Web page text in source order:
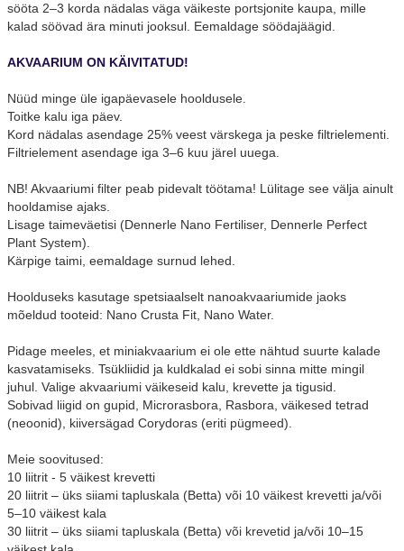
sööta 2–3 korda nädalas väga väikeste portsjonite kaupa, mille
kalad söövad ära minuti jooksul. Eemaldage söödajäägid.
AKVAARIUM ON KÄIVITATUD!
Nüüd minge üle igapäevasele hooldusele.
Toitke kalu iga päev.
Kord nädalas asendage 25% veest värskega ja peske filtrielementi.
Filtrielement asendage iga 3–6 kuu järel uuega.
NB! Akvaariumi filter peab pidevalt töötama! Lülitage see välja ainult
hooldamise ajaks.
Lisage taimeväetisi (Dennerle Nano Fertiliser, Dennerle Perfect
Plant System).
Kärpige taimi, eemaldage surnud lehed.
Hoolduseks kasutage spetsiaalselt nanoakvaariumide jaoks
mõeldud tooteid: Nano Crusta Fit, Nano Water.
Pidage meeles, et miniakvaarium ei ole ette nähtud suurte kalade
kasvatamiseks. Tsükliidid ja kuldkalad ei sobi sinna mitte mingil
juhul. Valige akvaariumi väikeseid kalu, krevette ja tigusid.
Sobivad liigid on gupid, Microrasbora, Rasbora, väikesed tetrad
(neoonid),
kiiversägad Corydoras (eriti pügmeed).
Meie soovitused:
10 liitrit - 5 väikest krevetti
20 liitrit – üks siiami tapluskala (Betta) või 10 väikest krevetti ja/või
5–10 väikest kala
30 liitrit – üks siiami tapluskala (Betta) või krevetid ja/või 10–15